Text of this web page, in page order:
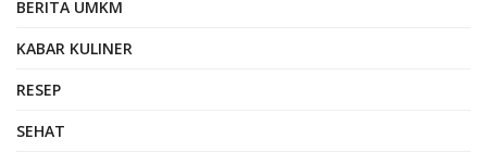
BERITA UMKM
KABAR KULINER
RESEP
SEHAT